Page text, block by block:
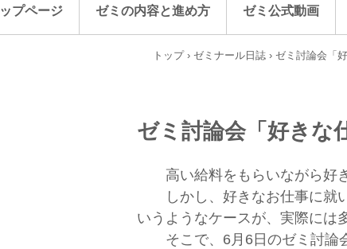
プページ ゼミの内容と進め方 ゼミ公式動画
トップ › ゼミナール日誌 › ゼミ討論会「
ゼミ討論会「好きな
高い給料をもらいながら好き
しかし、好きなお仕事に就い
いうようなケースが、実際には
そこで、6月6日のゼミ討論会